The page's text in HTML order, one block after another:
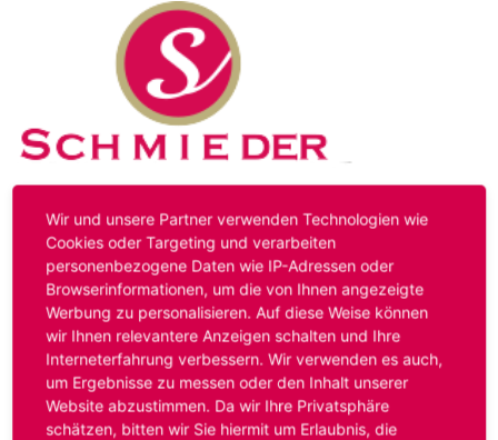
Kontakt Impressum Datenschutz
Hinweis:Das von ihnen aufgerufene Stellenangebot ist
bereits ausgelaufen. Alternative Stellenanzeigen finden
Sie unter:
www.schmieder-personal.de/stellenangebote
Oder Sie bewerben sich
initiativund wir suchen für Sie
passende Stellenangebote.
Wir und unsere Partner verwenden Technologien wie
Cookies oder Targeting und verarbeiten
personenbezogene Daten wie IP-Adressen oder
Browserinformationen, um die von Ihnen angezeigte
Werbung zu personalisieren. Auf diese Weise können
wir Ihnen relevantere Anzeigen schalten und Ihre
Interneterfahrung verbessern. Wir verwenden es auch,
um Ergebnisse zu messen oder den Inhalt unserer
Website abzustimmen. Da wir Ihre Privatsphäre
schätzen, bitten wir Sie hiermit um Erlaubnis, die